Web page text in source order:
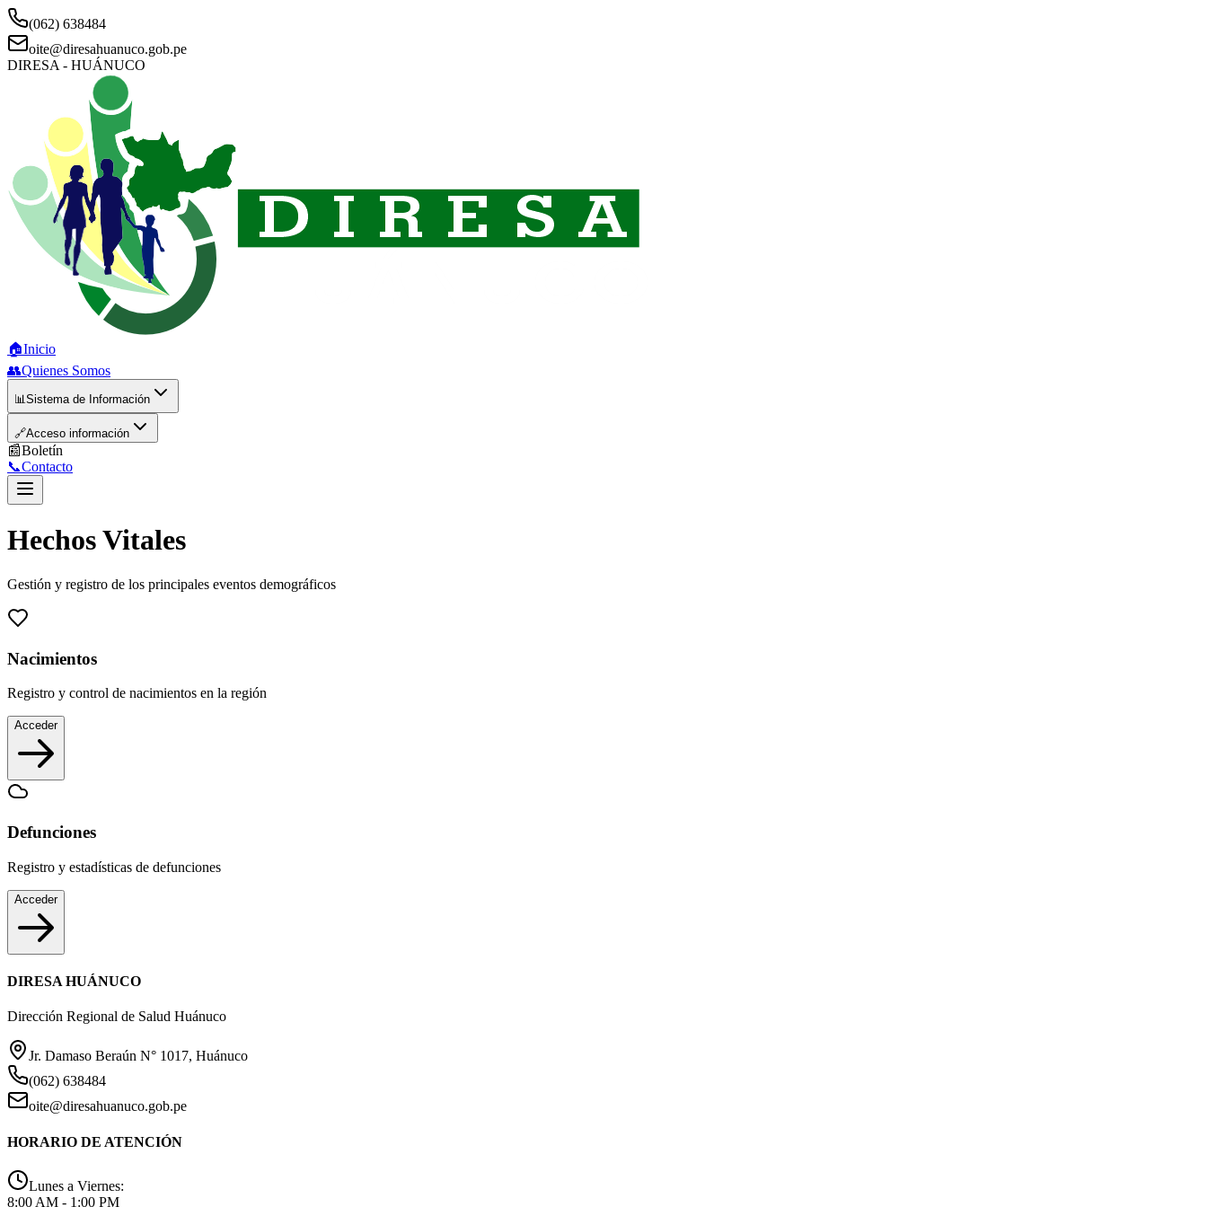
(062) 638484
oite@diresahuanuco.gob.pe
DIRESA - HUÁNUCO
🏠Inicio
👥Quienes Somos
📊Sistema de Información
🔗Acceso información
📰Boletín
📞Contacto
Hechos Vitales
Gestión y registro de los principales eventos demográficos
Nacimientos
Registro y control de nacimientos en la región
Acceder
Defunciones
Registro y estadísticas de defunciones
Acceder
DIRESA HUÁNUCO
Dirección Regional de Salud Huánuco
Jr. Damaso Beraún N° 1017, Huánuco
(062) 638484
oite@diresahuanuco.gob.pe
HORARIO DE ATENCIÓN
Lunes a Viernes:
8:00 AM - 1:00 PM